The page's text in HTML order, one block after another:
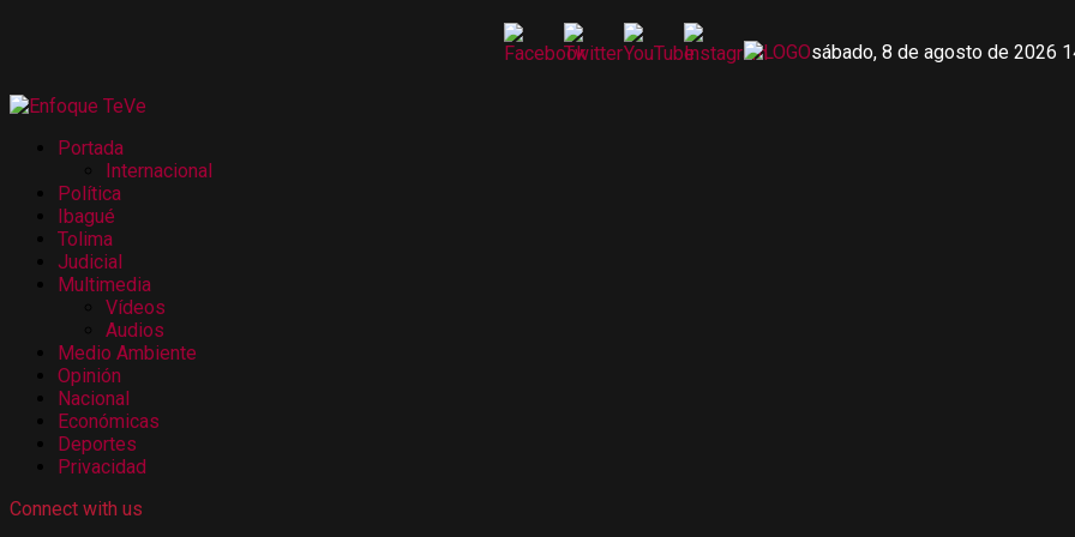
sábado, 8 de agosto de 2026
Portada
Internacional
Política
Ibagué
Tolima
Judicial
Multimedia
Vídeos
Audios
Medio Ambiente
Opinión
Nacional
Económicas
Deportes
Privacidad
Connect with us